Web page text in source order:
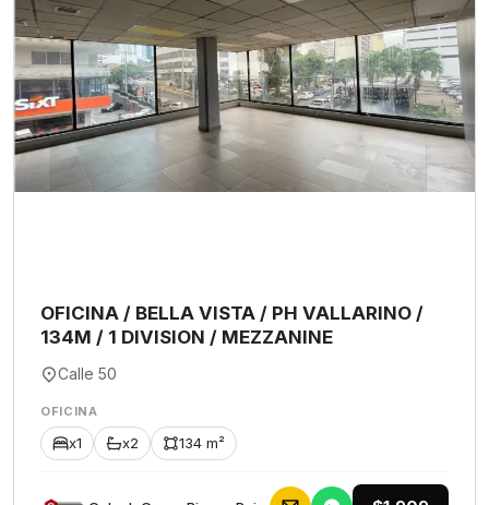
OFICINA / BELLA VISTA / PH VALLARINO /
134M / 1 DIVISION / MEZZANINE
Calle 50
OFICINA
x1 x2 134 m²